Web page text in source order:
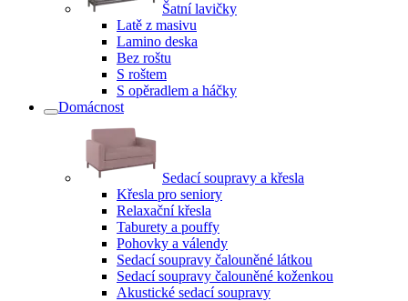
Šatní lavičky
Latě z masivu
Lamino deska
Bez roštu
S roštem
S opěradlem a háčky
Domácnost
Sedací soupravy a křesla
Křesla pro seniory
Relaxační křesla
Taburety a pouffy
Pohovky a válendy
Sedací soupravy čalouněné látkou
Sedací soupravy čalouněné koženkou
Akustické sedací soupravy